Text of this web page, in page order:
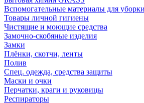
Вспомогательные материалы для уборки
Товары личной гигиены
Чистящие и моющие средства
Замочно-скобяные изделия
Замки
Плёнки, скотчи, ленты
Полив
Спец. одежда, средства защиты
Маски и очки
Перчатки, краги и руковицы
Респираторы